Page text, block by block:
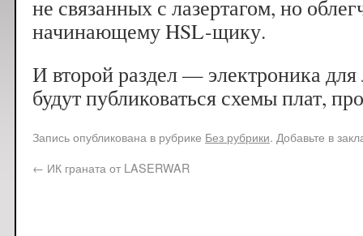
не связанных с лазертагом, но
начинающему HSL-щику.
И второй раздел — электроника для
будут публиковаться схемы плат,
Запись опубликована в рубрике Без рубрики. Добавьте в
← ИК граната от LASERWAR